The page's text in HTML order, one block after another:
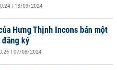
| 13/09/2024
Hưng Thịnh Incons bán một
ký
| 07/08/2024